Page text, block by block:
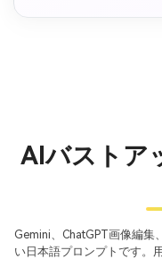
AIバストア
Gemini、ChatGPT画像編集
い日本語プロンプトです。